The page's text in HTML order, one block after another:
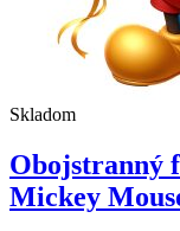
Skladom
Obojstranný
Mickey